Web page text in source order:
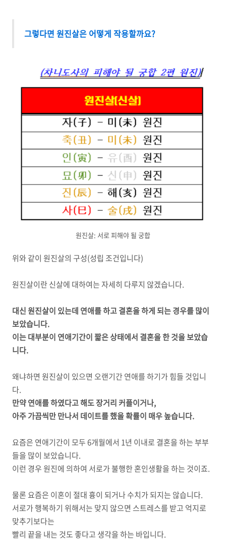
그렇다면 원진살은 어떻게 작용할까요?
원진살: 서로 피해야 될 궁합
위와 같이 원진살의 구성(성립 조건입니다)
원진살이란 신살에 대하여는 자세히 다루지 않겠습니다.
대신 원진살이 있는데 연애를 하고 결혼을 하게 되는 경우를 많이
보았습니다.
이는 대부분이 연애기간이 짧은 상태에서 결혼을 한 것을 보았습
니다.
왜냐하면 원진살이 있으면 오랜기간 연애를 하기가 힘들 것입니
다.
만약 연애를 하였다고 해도 장거리 커플이거나,
아주 가끔씩만 만나서 데이트를 했을 확률이 매우 높습니다.
요즘은 연애기간이 모두 6개월에서 1년 이내로 결혼을 하는 부부
들을 많이 보았습니다.
이런 경우 원진에 의하여 서로가 불행한 혼인생활을 하는 것이죠.
물론 요즘은 이혼이 절대 흉이 되거나 수치가 되지는 않습니다.
서로가 행복하기 위해서는 맞지 않으면 스트레스를 받고 억지로
맞추기보다는
빨리 끝을 내는 것도 좋다고 생각을 하는 바입니다.